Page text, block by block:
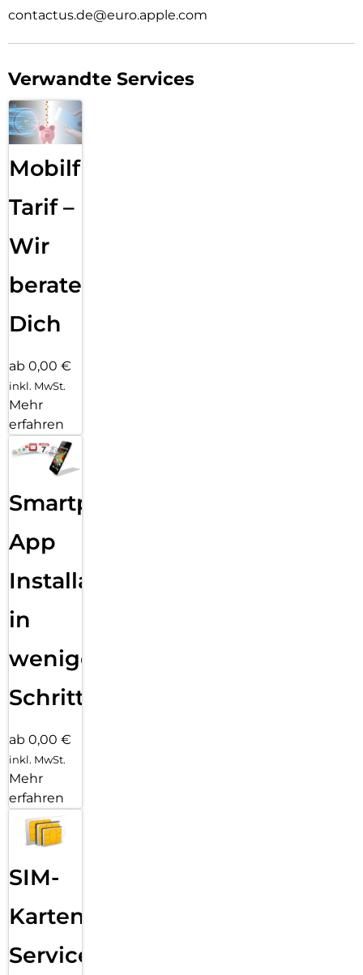
contactus.de@euro.apple.com
Verwandte Services
Mobilfunk
Tarif –
Wir
beraten
Dich
ab 0,00 €
inkl. MwSt.
Mehr
erfahren
Smartphone
App
Installation
in
wenigen
Schritten
ab 0,00 €
inkl. MwSt.
Mehr
erfahren
SIM-
Karten
Service: